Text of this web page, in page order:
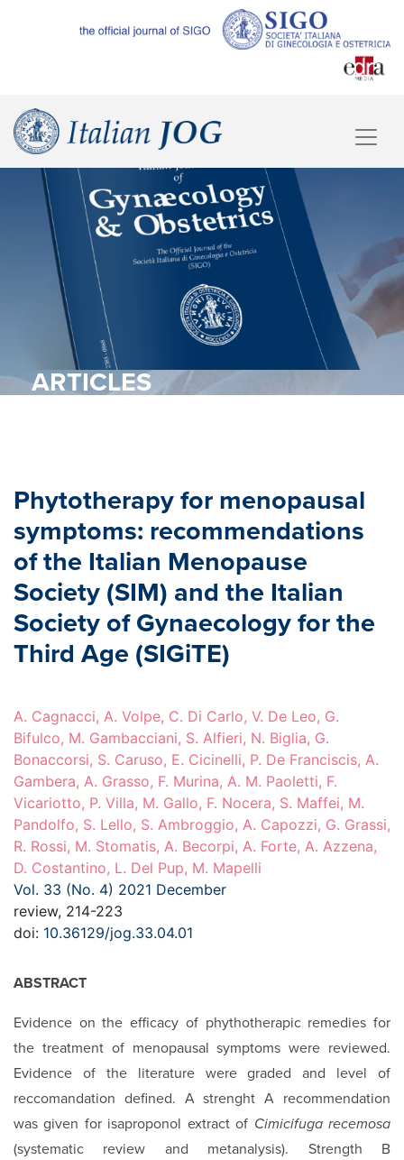
ARTICLES
Phytotherapy for menopausal
symptoms: recommendations
of the Italian Menopause
Society (SIM) and the Italian
Society of Gynaecology for the
Third Age (SIGiTE)
A. Cagnacci, A. Volpe, C. Di Carlo, V. De Leo, G.
Bifulco, M. Gambacciani, S. Alfieri, N. Biglia, G.
Bonaccorsi, S. Caruso, E. Cicinelli, P. De Franciscis, A.
Gambera, A. Grasso, F. Murina, A. M. Paoletti, F.
Vicariotto, P. Villa, M. Gallo, F. Nocera, S. Maffei, M.
Pandolfo, S. Lello, S. Ambroggio, A. Capozzi, G. Grassi,
R. Rossi, M. Stomatis, A. Becorpi, A. Forte, A. Azzena,
D. Costantino, L. Del Pup, M. Mapelli
Vol. 33 (No. 4) 2021 December
review, 214-223
doi: 10.36129/jog.33.04.01
ABSTRACT
Evidence on the efficacy of phythotherapic remedies for
the treatment of menopausal symptoms were reviewed.
Evidence of the literature were graded and level of
reccomandation defined. A strenght A recommendation
was given for isaproponol extract of Cimicifuga recemosa
(systematic review and metanalysis). Strength B